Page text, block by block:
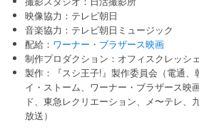
映像協力：テレビ朝日
音楽協力：テレビ朝日ミュージック
配給： ワーナー・ブラザース映画
制作プロダクション：オフィスクレッシ
製作：『スシ王子!』製作委員会（電通、
イ・ストーム、ワーナー・ブラザース映
ド、東急レクリエーション、メ〜テレ、
放送）